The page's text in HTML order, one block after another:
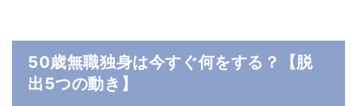
50歳無職独身は今すぐ何をする？【脱
出5つの動き】